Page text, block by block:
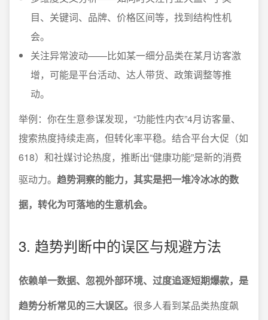
目、关键词、品牌、价格区间等，找到结构性机
会。
关注异常波动——比如某一细分品类在某月访客激
增，可能是平台活动、达人带货、政策调整等推
动。
举例：你在生意参谋发现，“功能性内衣”4月访客量、
搜索热度持续走高，但转化率平稳。结合平台大促（如
618）和社媒讨论热度，推断出“健康功能”是新的消费
驱动力。 趋势洞察的能力，其实是把一堆冷冰冰的数
据，转化为可落地的生意机会。
3. 趋势判断中的误区与规避方法
依赖单一数据、忽视外部环境、过度追逐短期爆款，是
趋势分析常见的三大误区。 很多人看到某品类热度飙